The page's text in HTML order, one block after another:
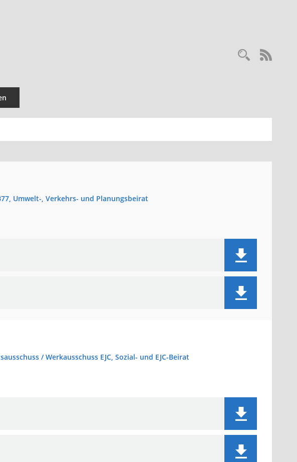
Umwelt-, Verkehrs- und Planungsbeirat
/ Werkausschuss EJC, Sozial- und EJC-Beirat